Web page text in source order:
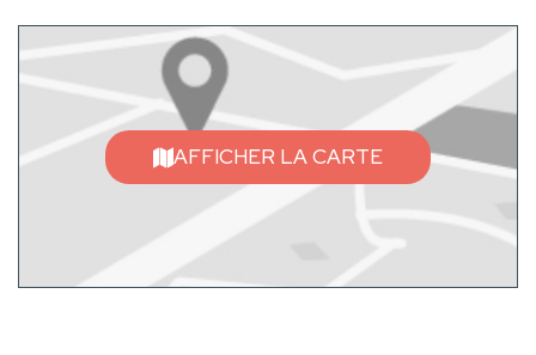
AFFICHER LA CARTE